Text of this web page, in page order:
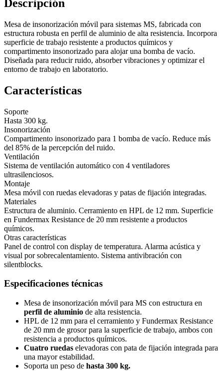
Descripción
Mesa de insonorización móvil para sistemas MS, fabricada con
estructura robusta en perfil de aluminio de alta resistencia. Incorpora
superficie de trabajo resistente a productos químicos y
compartimento insonorizado para alojar una bomba de vacío.
Diseñada para reducir ruido, absorber vibraciones y optimizar el
entorno de trabajo en laboratorio.
Características
Soporte
Hasta 300 kg.
Insonorización
Compartimento insonorizado para 1 bomba de vacío. Reduce más
del 85% de la percepción del ruido.
Ventilación
Sistema de ventilación automático con 4 ventiladores
ultrasilenciosos.
Montaje
Mesa móvil con ruedas elevadoras y patas de fijación integradas.
Materiales
Estructura de aluminio. Cerramiento en HPL de 12 mm. Superficie
en Fundermax Resistance de 20 mm resistente a productos
químicos.
Otras características
Panel de control con display de temperatura. Alarma acústica y
visual por sobrecalentamiento. Sistema antivibración con
silentblocks.
Especificaciones técnicas
Mesa de insonorización móvil para MS con estructura en
perfil de aluminio de alta resistencia.
HPL de 12 mm para el cerramiento y Fundermax Resistance
de 20 mm de grosor para la superficie de trabajo, ambos con
resistencia a productos químicos.
Cuatro ruedas elevadoras con pata de fijación integrada para
una mayor estabilidad.
Soporta un peso de hasta 300 kg.